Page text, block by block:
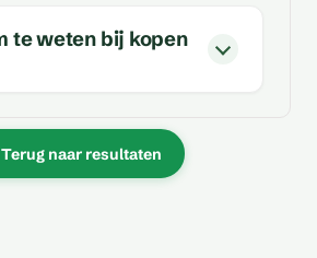
te weten bij kopen
Terug naar resultaten